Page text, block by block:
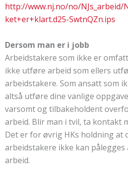
http://www.nj.no/no/
ket+er+klart.d25-SwtnQZn.ips
Dersom man er i jobb
Arbeidstakere som ikke er
ikke utføre arbeid som ellers
arbeidstakere. Som ansatt som
altså utføre dine vanlige
varsomt og tilbakeholdent
arbeid. Blir man i tvil, ta kontakt
Det er for øvrig HKs holdning at
arbeidstakere ikke kan
arbeid.